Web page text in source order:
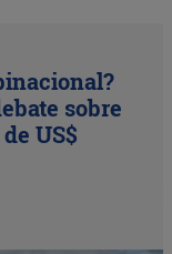
sobre
US$